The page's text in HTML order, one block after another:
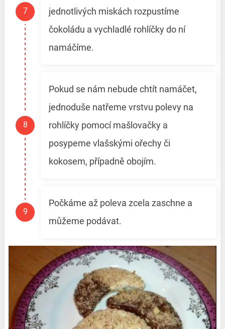
jednotlivých miskách rozpustíme
čokoládu a vychladlé rohlíčky do ní
namáčíme.
Pokud se nám nebude chtít namáčet,
jednoduše natřeme vrstvu polevy na
rohlíčky pomocí mašlovačky a
posypeme vlašskými ořechy či
kokosem, případně obojím.
Počkáme až poleva zcela zaschne a
můžeme podávat.